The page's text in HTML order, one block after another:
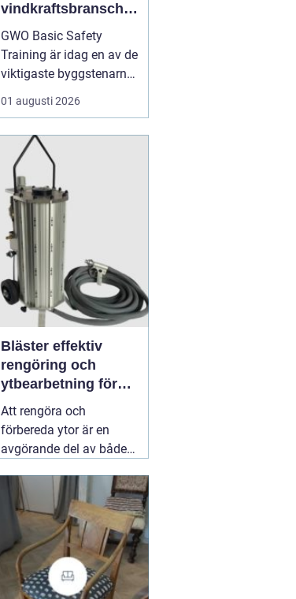
vindkraftsbransche
n
GWO Basic Safety
Training är idag en av de
viktigaste byggstenarna
för alla som vill arbeta
professionellt inom
skapar en gemensam
säkerhetsnivå i en
bransch där jobbet ofta
sker långt frå...
01 augusti 2026
Bläster effektiv
rengöring och
ytbearbetning för
proffs och
hantverkare
Att rengöra och
förbereda ytor är en
avgörande del av både
renovering. Färg, rost,
smuts och gamla
beläggningar gör att
material åldras snabbare
och försämrar
slutresultatet vid